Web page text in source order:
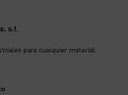
para cualquier material.